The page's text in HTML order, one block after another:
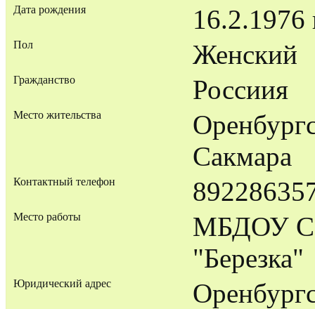
Дата рождения 16.2.1976
Пол Женский
Гражданство Россиия
Место жительства
Сакмара
Контактный телефон
Место работы
МБДОУ
"Березка"
Юридический адрес